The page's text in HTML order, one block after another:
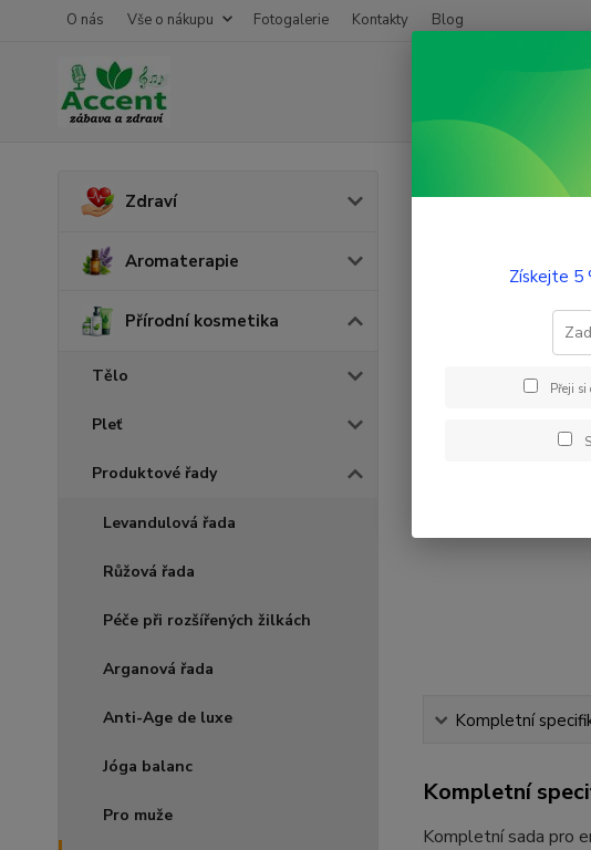
O nás Vše o nákupu Fotogalerie Kontakty Blog
Zdraví
Aromaterapie
Přírodní kosmetika
Tělo
Pleť
Produktové řady
Levandulová řada
Růžová řada
Péče při rozšířených žilkách
Arganová řada
Anti-Age de luxe
Jóga balanc
Pro muže
Přírodní
Biofáze
Kompletní
Kompletní
Kompletní sada pro
Získejte 5
Přeji